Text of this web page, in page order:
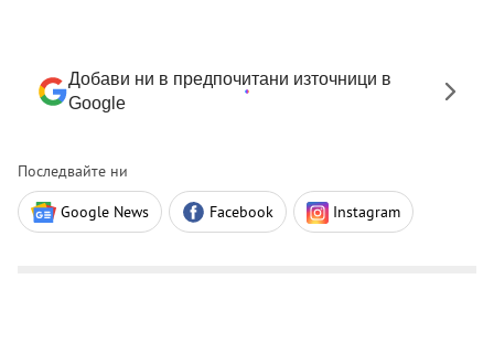
Добави ни в предпочитани източници в
Google
Последвайте ни
Google News Facebook Instagram